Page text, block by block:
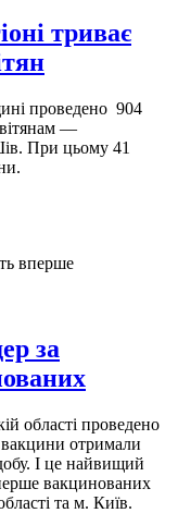
триває
проведено 904
—
При цьому 41
за
області проведено
отримали
І це найвищий
вакцинованих
та м. Київ.